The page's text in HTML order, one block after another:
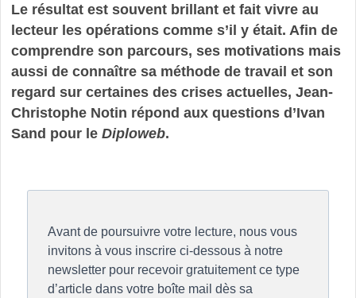
Le résultat est souvent brillant et fait vivre au
lecteur les opérations comme s’il y était. Afin de
comprendre son parcours, ses motivations mais
aussi de connaître sa méthode de travail et son
regard sur certaines des crises actuelles, Jean-
Christophe Notin répond aux questions d’Ivan
Sand pour le Diploweb.